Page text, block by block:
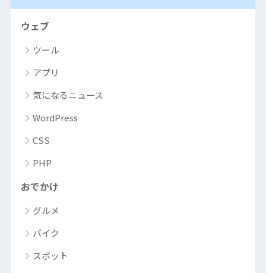
ウェブ
ツール
アプリ
気になるニュース
WordPress
CSS
PHP
おでかけ
グルメ
バイク
スポット